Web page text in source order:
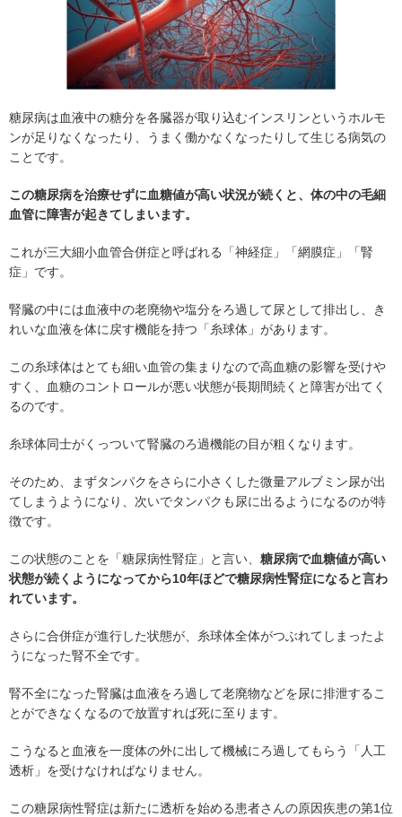
糖尿病は血液中の糖分を各臓器が取り込むインスリンというホルモ
ンが足りなくなったり、うまく働かなくなったりして生じる病気の
ことです。
この糖尿病を治療せずに血糖値が高い状況が続くと、体の中の毛細
血管に障害が起きてしまいます。
これが三大細小血管合併症と呼ばれる「神経症」「網膜症」「腎
症」です。
腎臓の中には血液中の老廃物や塩分をろ過して尿として排出し、き
れいな血液を体に戻す機能を持つ「糸球体」があります。
この糸球体はとても細い血管の集まりなので高血糖の影響を受けや
すく、血糖のコントロールが悪い状態が長期間続くと障害が出てく
るのです。
糸球体同士がくっついて腎臓のろ過機能の目が粗くなります。
そのため、まずタンパクをさらに小さくした微量アルブミン尿が出
てしまうようになり、次いでタンパクも尿に出るようになるのが特
徴です。
この状態のことを「糖尿病性腎症」と言い、 糖尿病で血糖値が高い
状態が続くようになってから10年ほどで糖尿病性腎症になると言わ
れています。
さらに合併症が進行した状態が、糸球体全体がつぶれてしまったよ
うになった腎不全です。
腎不全になった腎臓は血液をろ過して老廃物などを尿に排泄するこ
とができなくなるので放置すれば死に至ります。
こうなると血液を一度体の外に出して機械にろ過してもらう「人工
透析」を受けなければなりません。
この糖尿病性腎症は新たに透析を始める患者さんの原因疾患の第1位